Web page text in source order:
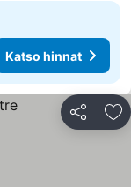
Katso hinnat
Jaa